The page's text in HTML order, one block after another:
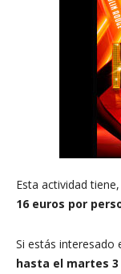
Esta actividad tiene,
16 euros por
Si estás interesado
hasta el martes